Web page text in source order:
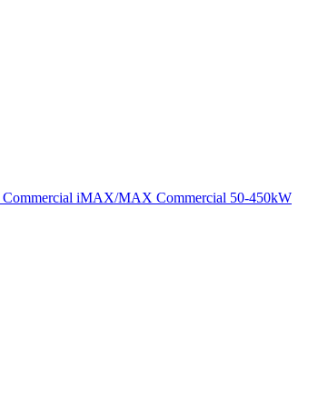
Commercial iMAX/MAX Commercial 50-450kW